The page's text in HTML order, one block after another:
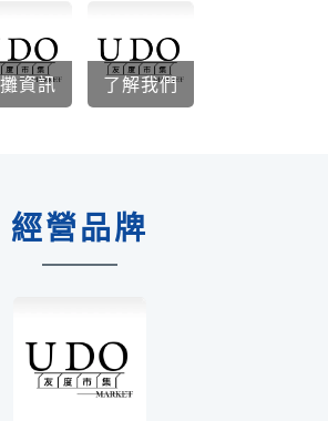
資訊 了解我們
經營品牌